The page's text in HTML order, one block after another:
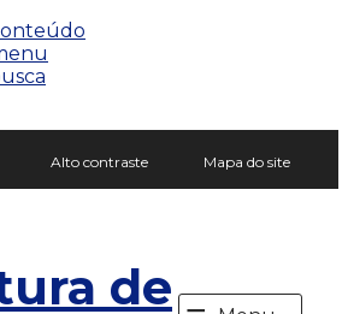
Alto contraste Mapa do site
de